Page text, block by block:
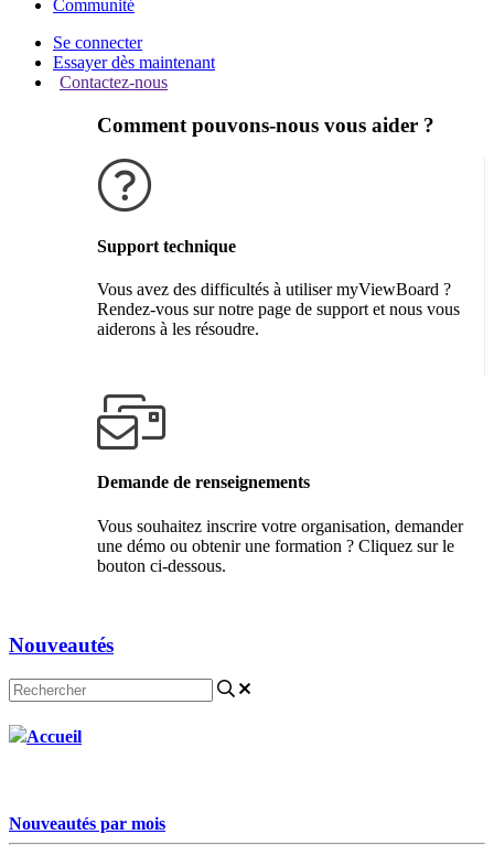
Communité
Se connecter
Essayer dès maintenant
Contactez-nous
Comment pouvons-nous vous aider ?
Support technique
Vous avez des difficultés à utiliser myViewBoard ?
Rendez-vous sur notre page de support et nous vous
aiderons à les résoudre.
Demande de renseignements
Vous souhaitez inscrire votre organisation, demander
une démo ou obtenir une formation ? Cliquez sur le
bouton ci-dessous.
Nouveautés
Accueil
Nouveautés par mois